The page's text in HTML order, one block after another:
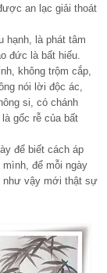
an lạc giải thoát
hạnh, là phát tâm
đức là bất hiếu.
không trộm cắp,
nói lời độc ác,
si, có chánh
gốc rễ của bất
để biết cách áp
để mỗi ngày
như vậy mới thật sự